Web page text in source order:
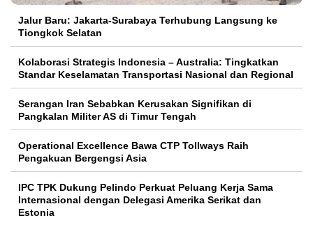
Jalur Baru: Jakarta-Surabaya Terhubung Langsung ke
Tiongkok Selatan
Kolaborasi Strategis Indonesia – Australia: Tingkatkan
Standar Keselamatan Transportasi Nasional dan Regional
Serangan Iran Sebabkan Kerusakan Signifikan di
Pangkalan Militer AS di Timur Tengah
Operational Excellence Bawa CTP Tollways Raih
Pengakuan Bergengsi Asia
IPC TPK Dukung Pelindo Perkuat Peluang Kerja Sama
Internasional dengan Delegasi Amerika Serikat dan
Estonia